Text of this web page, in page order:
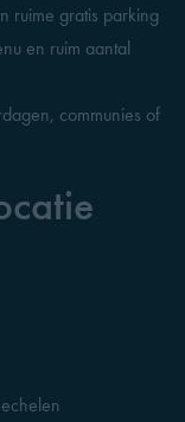
ruime gratis parking
en ruim aantal
communies of